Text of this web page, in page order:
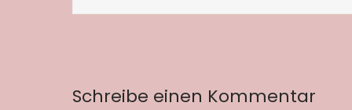
Schreibe einen Kommentar